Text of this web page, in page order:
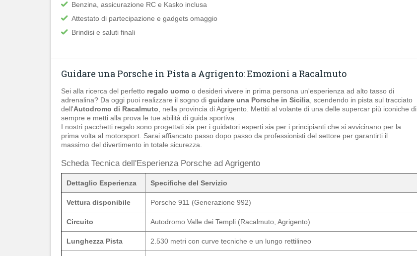
Benzina, assicurazione RC e Kasko inclusa
Attestato di partecipazione e gadgets omaggio
Brindisi e saluti finali
Guidare una Porsche in Pista a Agrigento: Emozioni a Racalmuto
Sei alla ricerca del perfetto regalo uomo o desideri vivere in prima persona un'esperienza ad alto tasso di
adrenalina? Da oggi puoi realizzare il sogno di guidare una Porsche in Sicilia , scendendo in pista sul tracciato
dell'Autodromo di Racalmuto , nella provincia di Agrigento. Mettiti al volante di una delle supercar più iconiche di
sempre e metti alla prova le tue abilità di guida sportiva.
I nostri pacchetti regalo sono progettati sia per i guidatori esperti sia per i principianti che si avvicinano per la
prima volta al motorsport. Sarai affiancato passo dopo passo da professionisti del settore per garantirti il
massimo del divertimento in totale sicurezza.
Scheda Tecnica dell'Esperienza Porsche ad Agrigento
Dettaglio Esperienza Specifiche del Servizio
Vettura disponibile Porsche 911 (Generazione 992)
Circuito Autodromo Valle dei Templi (Racalmuto, Agrigento)
Lunghezza Pista 2.530 metri con curve tecniche e un lungo rettilineo